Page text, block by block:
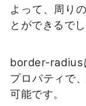
よって、周り
とができるでし
border-radius
プロパティで
可能です。